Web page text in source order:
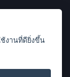
อมูลส่วนบุคคล
งานที่ดียิ่งขึ้น